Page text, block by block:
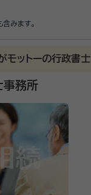
三本松駅
みます。
ットーの行政書士
事務所